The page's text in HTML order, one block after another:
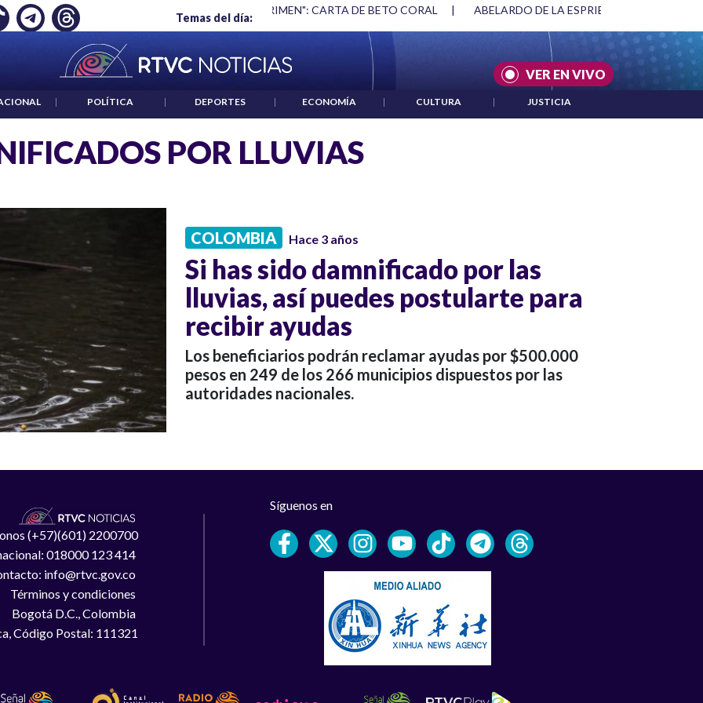
Temas del día:
EMPLEO: JP MORGAN "HABLAR NO ES UN CRIMEN": CARTA DE BETO CORAL | ABELARDO DE LA ESPRIELLA Y DMG
VER EN VIVO
| POLÍTICA | DEPORTES | ECONOMÍA | CULTURA | JUSTICIA
POR LLUVIAS
COLOMBIA Hace 3 años
Si has sido damnificado por las
lluvias, así puedes postularte para
recibir ayudas
Los beneficiarios podrán reclamar ayudas por $500.000
pesos en 249 de los 266 municipios dispuestos por las
autoridades nacionales.
(+57)(601) 2200700
018000 123 414
info@rtvc.gov.co
Términos y condiciones
Bogotá D.C., Colombia
Código Postal: 111321
Síguenos en